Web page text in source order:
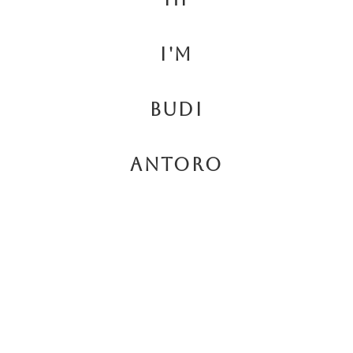
I'm
Budi
Antoro